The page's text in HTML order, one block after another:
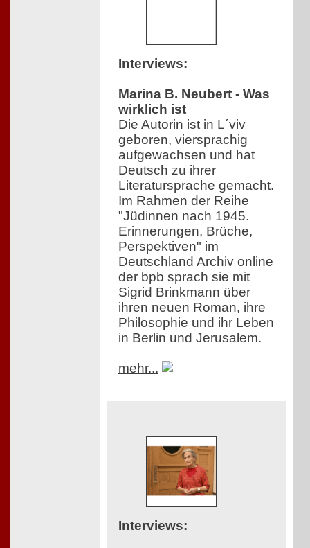
Interviews:
Marina B. Neubert - Was
wirklich ist
Die Autorin ist in L´viv
geboren, viersprachig
aufgewachsen und hat
Deutsch zu ihrer
Literatursprache gemacht.
Im Rahmen der Reihe
"Jüdinnen nach 1945.
Erinnerungen, Brüche,
Perspektiven" im
Deutschland Archiv online
der bpb sprach sie mit
Sigrid Brinkmann über
ihren neuen Roman, ihre
Philosophie und ihr Leben
in Berlin und Jerusalem.
mehr...
Interviews: